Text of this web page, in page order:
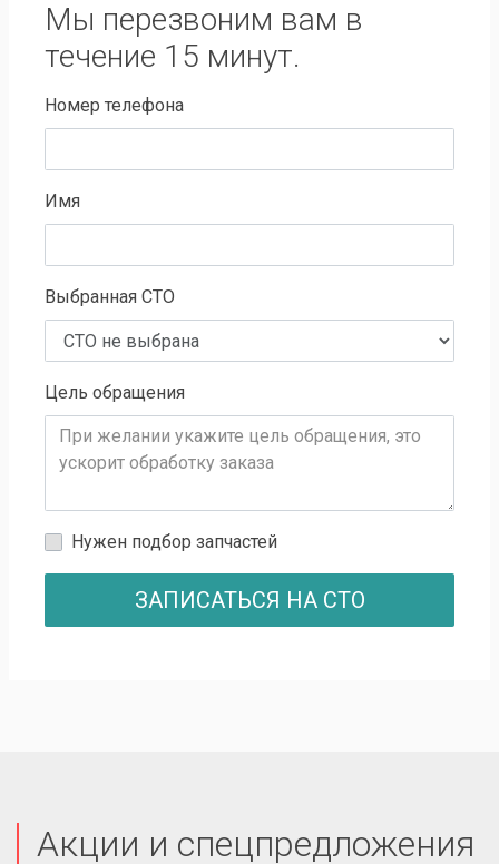
Мы перезвоним вам в
течение 15 минут.
Номер телефона
Имя
Выбранная СТО
Цель обращения
Нужен подбор запчастей
ЗАПИСАТЬСЯ НА СТО
Акции и спецпредложения